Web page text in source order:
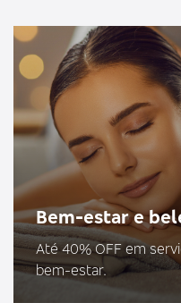
Bem-estar e
Até 40% OFF em
bem-estar.